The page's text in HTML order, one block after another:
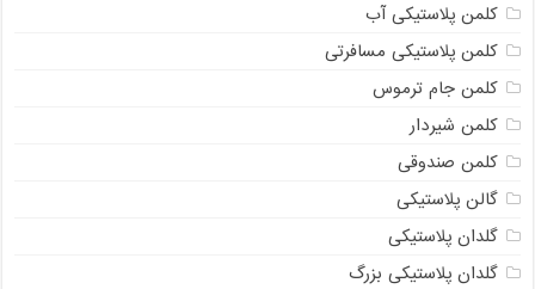
کلمن پلاستیکی آب
کلمن پلاستیکی مسافرتی
کلمن جام ترموس
کلمن شیردار
کلمن صندوقی
گالن پلاستیکی
گلدان پلاستیکی
گلدان پلاستیکی بزرگ